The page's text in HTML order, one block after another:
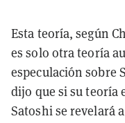
Esta teoría, según
es solo otra teoría
especulación sobre
dijo que si su teoría
Satoshi se revelará